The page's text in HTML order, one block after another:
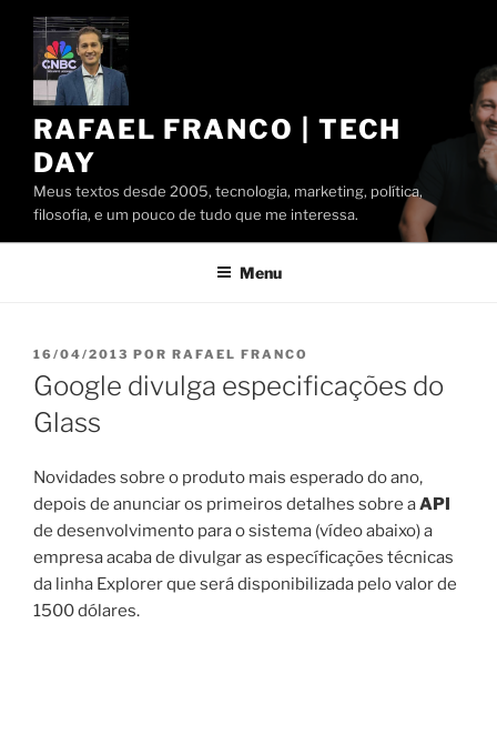
Pular
conteúdo
RAFAEL FRANCO | TECH
DAY
Meus textos desde 2005, tecnologia, marketing, política,
filosofia, e um pouco de tudo que me interessa.
Menu
PUBLICADO
EM
16/04/2013 POR RAFAEL FRANCO
Google divulga especificações do
Glass
Novidades sobre o produto mais esperado do ano,
depois de anunciar os primeiros detalhes sobre aAPI
de desenvolvimento para o sistema (vídeo abaixo) a
empresa acaba de divulgar as específicações técnicas
da linha Explorer que será disponibilizada pelo valor de
1500 dólares.